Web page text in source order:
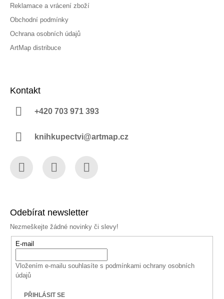
Reklamace a vrácení zboží
Obchodní podmínky
Ochrana osobních údajů
ArtMap distribuce
Kontakt
+420 703 971 393
knihkupectvi@artmap.cz
Odebírat newsletter
Nezmeškejte žádné novinky či slevy!
E-mail
Vložením e-mailu souhlasíte s podmínkami ochrany osobních
údajů
PŘIHLÁSIT SE